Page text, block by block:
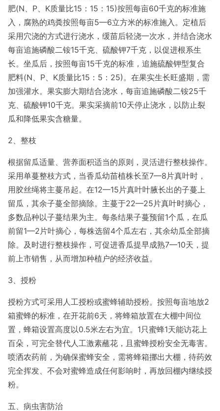
肥(N、P、K质量比15：15：15)按照每亩60千克的标准施
入，腐熟的鸡粪按照每亩5—6立方米的标准施入。定植后
采用穴浇的方式进行浇水，缓苗后轻浇一次水，并结合浇水
每亩追施磷酸二铵15千克、硫酸钾7千克，以促进根系生
长。坐瓜后，按照每亩15千克的标准，追施硫酸钾型复合
肥料(N、P、K质量比15：5：25)。在果实生长旺盛期，需
加强灌水。果实膨大期结合浇水，每亩追施磷酸二铵25千
克、硫酸钾10千克。果实采摘前10天停止浇水，以防止裂
瓜和降低果实含糖量。
2、整枝
根据留瓜适量、营养面积适当的原则，灵活进行整枝操作。
采用单蔓整枝方式，当香瓜幼苗植株长至7—8片真叶时，
用胶丝绳将主蔓吊起。在12—15片真叶叶腋长出的子蔓上
留瓜，其余子蔓全部摘除。主蔓于22—25片真叶时摘心，
多数品种以子蔓结果为主。每条结果子蔓预留1个瓜，在瓜
前留1—2片叶摘心，每株选留4个瓜左右，其余幼瓜全部摘
除。及时进行整枝操作，可促进香瓜提早成熟7—10天，提
前上市销售，从而增加种植户的经济收益。
3、授粉
授粉方式可采用人工授粉或蜜蜂辅助授粉。按照每亩地放2
箱蜜蜂的标准，在开花前6天，将蜂箱放置在大棚中间位
置，蜂箱设置高度以0.5米左右为宜。1只蜜蜂1天能访花上
百朵，可完全替代人工激素蘸花，且蜜蜂授粉安全无毒害。
喷洒农药前，为确保蜜蜂安全，需将蜂箱挪出大棚，待药效
完全挥发、不会对蜜蜂造成任何影响时，再放回棚内继续授
粉。
五、病虫害防治